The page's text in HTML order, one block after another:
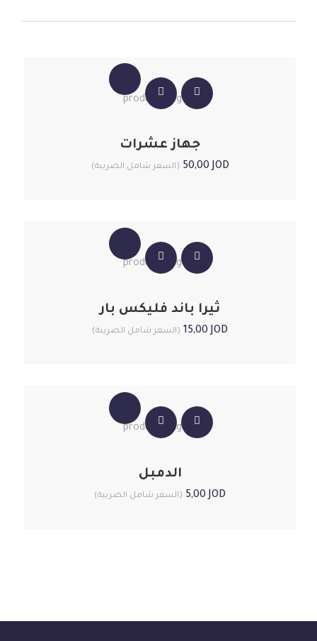
جهاز عشرات
50,00JOD (السعر شامل الضريبة)
ثيرا باند فليكس بار
15,00JOD (السعر شامل الضريبة)
الدمبل
5,00JOD (السعر شامل الضريبة)